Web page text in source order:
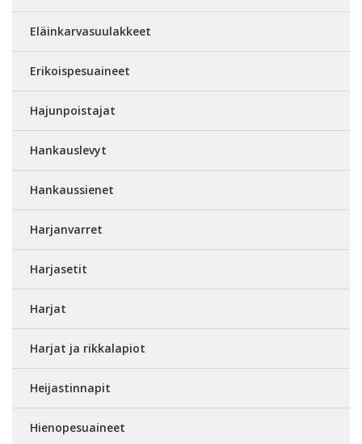
Eläinkarvasuulakkeet
Erikoispesuaineet
Hajunpoistajat
Hankauslevyt
Hankaussienet
Harjanvarret
Harjasetit
Harjat
Harjat ja rikkalapiot
Heijastinnapit
Hienopesuaineet